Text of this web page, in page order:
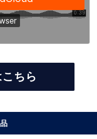
ちら